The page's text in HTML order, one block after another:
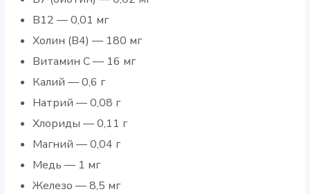
В12 — 0,01 мг
Холин (B4) — 180 мг
Витамин C — 16 мг
Калий — 0,6 г
Натрий — 0,08 г
Хлориды — 0,11 г
Магний — 0,04 г
Медь — 1 мг
Железо — 8,5 мг